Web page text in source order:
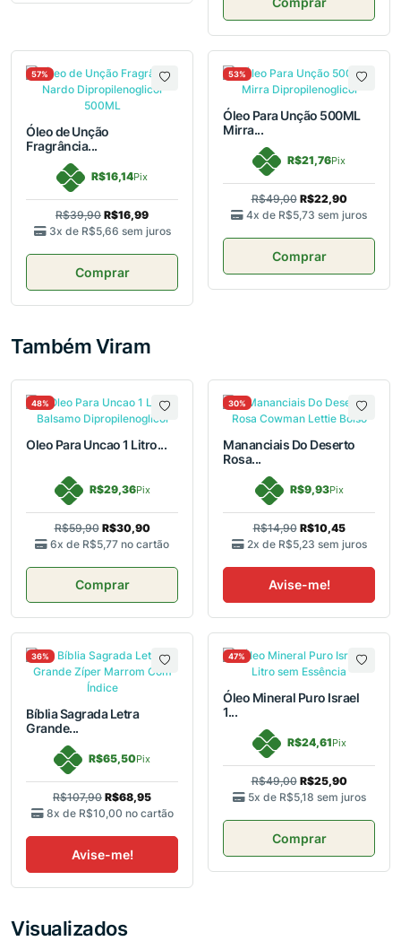
57%
Óleo de Unção
Fragrância...
R$16,14Pix
R$39,90 R$16,99
3x de R$5,66 sem juros
Comprar
53%
Óleo Para Unção 500ML
Mirra...
R$21,76Pix
R$49,00 R$22,90
4x de R$5,73 sem juros
Comprar
Também Viram
48%
Oleo Para Uncao 1 Litro...
R$29,36Pix
R$59,90 R$30,90
6x de R$5,77 no cartão
Comprar
30%
Mananciais Do Deserto
Rosa...
R$9,93Pix
R$14,90 R$10,45
2x de R$5,23 sem juros
Avise-me!
36%
Bíblia Sagrada Letra
Grande...
R$65,50Pix
R$107,90 R$68,95
8x de R$10,00 no cartão
Avise-me!
47%
Óleo Mineral Puro Israel
1...
R$24,61Pix
R$49,00 R$25,90
5x de R$5,18 sem juros
Comprar
Visualizados